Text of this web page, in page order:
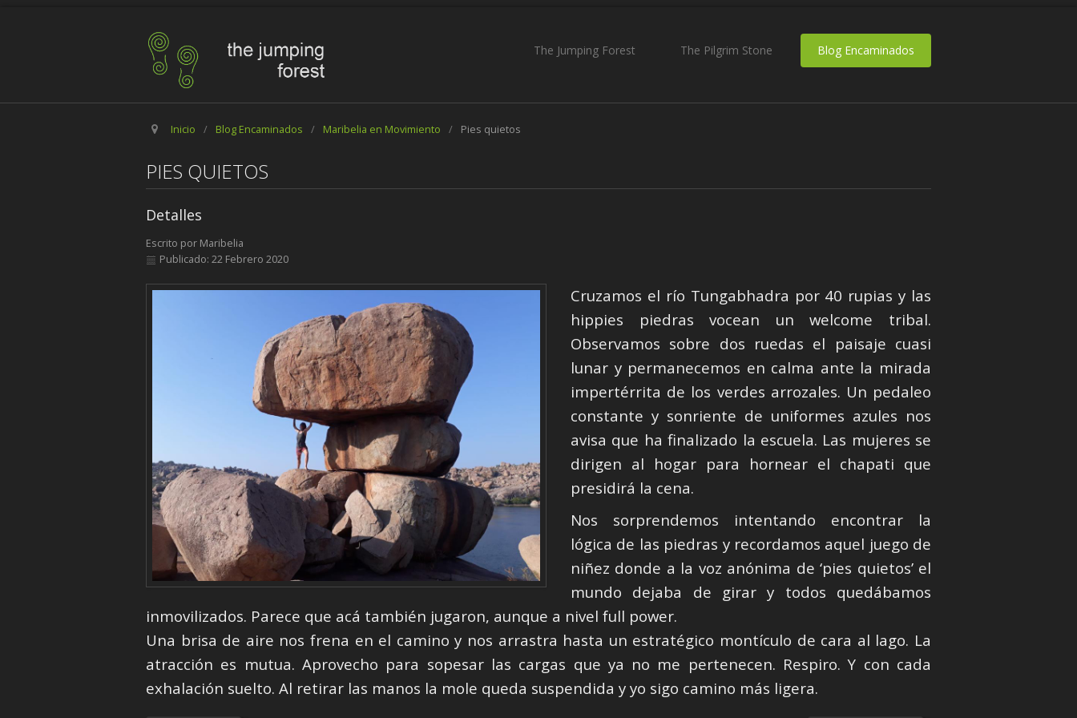
The Jumping Forest The Pilgrim Stone Blog Encaminados
Inicio / Blog Encaminados / Maribelia en Movimiento / Pies quietos
PIES QUIETOS
Detalles
Escrito por Maribelia
Publicado: 22 Febrero 2020
Cruzamos el río Tungabhadra por 40 rupias y las
hippies piedras vocean un welcome tribal.
Observamos sobre dos ruedas el paisaje cuasi
lunar y permanecemos en calma ante la mirada
impertérrita de los verdes arrozales. Un pedaleo
constante y sonriente de uniformes azules nos
avisa que ha finalizado la escuela. Las mujeres se
dirigen al hogar para hornear el chapati que
presidirá la cena.
Nos sorprendemos intentando encontrar la
lógica de las piedras y recordamos aquel juego de
niñez donde a la voz anónima de ‘pies quietos’ el
mundo dejaba de girar y todos quedábamos
inmovilizados. Parece que acá también jugaron, aunque a nivel full power.
Una brisa de aire nos frena en el camino y nos arrastra hasta un estratégico montículo de cara al lago. La
atracción es mutua. Aprovecho para sopesar las cargas que ya no me pertenecen. Respiro. Y con cada
exhalación suelto. Al retirar las manos la mole queda suspendida y yo sigo camino más ligera.